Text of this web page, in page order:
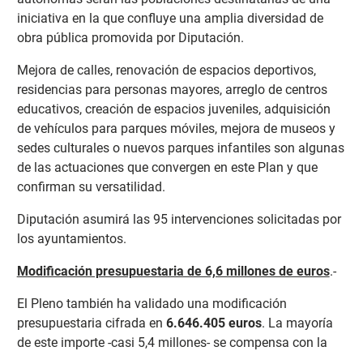
iniciativa en la que confluye una amplia diversidad de
obra pública promovida por Diputación.
Mejora de calles, renovación de espacios deportivos,
residencias para personas mayores, arreglo de centros
educativos, creación de espacios juveniles, adquisición
de vehículos para parques móviles, mejora de museos y
sedes culturales o nuevos parques infantiles son algunas
de las actuaciones que convergen en este Plan y que
confirman su versatilidad.
Diputación asumirá las 95 intervenciones solicitadas por
los ayuntamientos.
Modificación presupuestaria de 6,6 millones de euros.-
El Pleno también ha validado una modificación
presupuestaria cifrada en 6.646.405 euros. La mayoría
de este importe -casi 5,4 millones- se compensa con la